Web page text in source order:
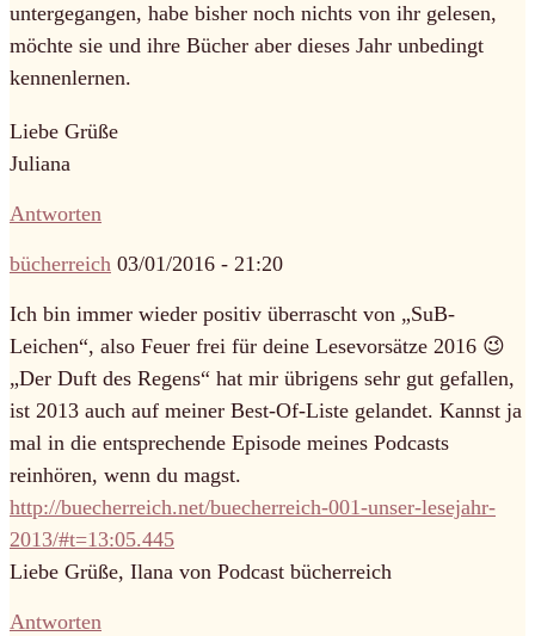
untergegangen, habe bisher noch nichts von ihr gelesen,
möchte sie und ihre Bücher aber dieses Jahr unbedingt
kennenlernen.
Liebe Grüße
Juliana
Antworten
bücherreich 03/01/2016 - 21:20
Ich bin immer wieder positiv überrascht von „SuB-
Leichen“, also Feuer frei für deine Lesevorsätze 2016 😉
„Der Duft des Regens“ hat mir übrigens sehr gut gefallen,
ist 2013 auch auf meiner Best-Of-Liste gelandet. Kannst ja
mal in die entsprechende Episode meines Podcasts
reinhören, wenn du magst.
http://buecherreich.net/buecherreich-001-unser-lesejahr-
2013/#t=13:05.445
Liebe Grüße, Ilana von Podcast bücherreich
Antworten